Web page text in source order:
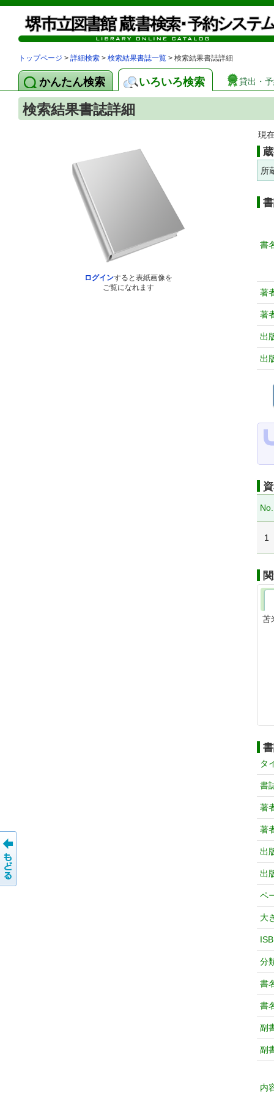
トップページ > 詳細検索 > 検索結果書誌一覧 > 検索結果書誌詳細
かんたん検索 いろいろ検索 貸出・
検索結果書誌詳細
ログインすると表紙画像を
ご覧になれます
現
所
書
著
著
出
出
No.
1
苫
タ
書
著
著
出
出
ペ
大
分
書
書
副
副
内